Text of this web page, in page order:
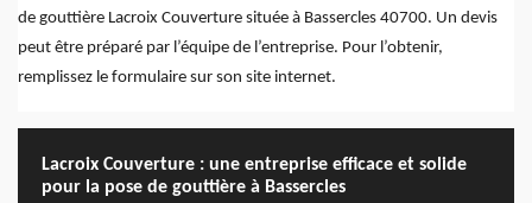
de gouttière Lacroix Couverture située à Bassercles 40700. Un devis
peut être préparé par l’équipe de l’entreprise. Pour l’obtenir,
remplissez le formulaire sur son site internet.
Lacroix Couverture : une entreprise efficace et solide
pour la pose de gouttière à Bassercles